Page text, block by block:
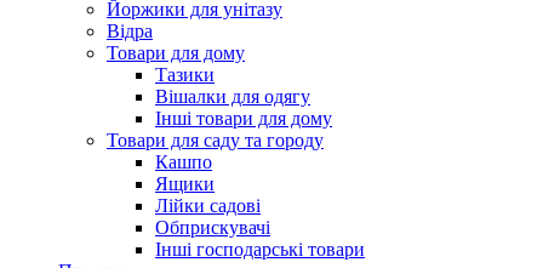
Йоржики для унітазу
Відра
Товари для дому
Тазики
Вішалки для одягу
Інші товари для дому
Товари для саду та городу
Кашпо
Ящики
Лійки садові
Обприскувачі
Інші господарські товари